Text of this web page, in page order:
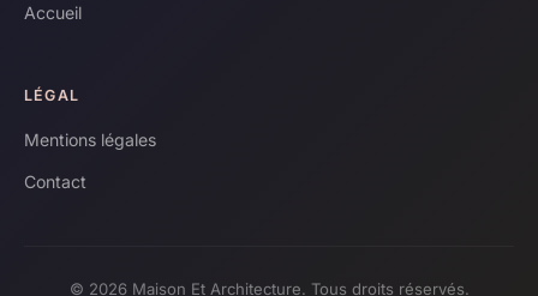
Accueil
LÉGAL
Mentions légales
Contact
© 2026 Maison Et Architecture. Tous droits réservés.